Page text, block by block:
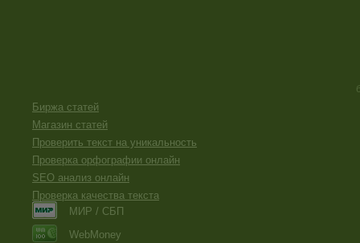
Биржа статей
Магазин статей
Проверить текст на уникальность
Проверка орфографии онлайн
SEO анализ онлайн
Проверка качества текста
МИР / СБП
WebMoney